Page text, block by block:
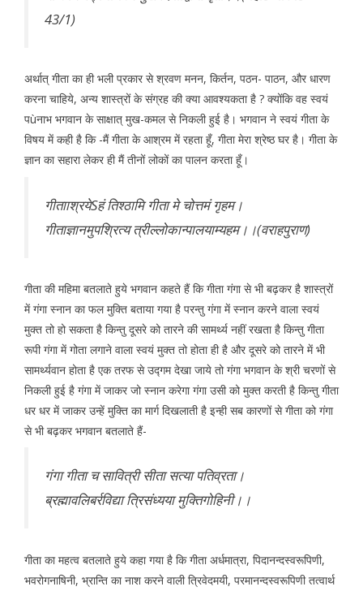
43/1)
अर्थात् गीता का ही भली प्रकार से श्रवण मनन, किर्तन, पठन- पाठन, और धारण
करना चाहिये, अन्य शास्त्रों के संग्रह की क्या आवश्यकता है ? क्योंकि वह स्वयं
पùनाभ भगवान के साक्षात् मुख-कमल से निकली हुई है। भगवान ने स्वयं गीता के
विषय में कही है कि -मैं गीता के आश्रम में रहता हूँ, गीता मेरा श्रेष्ठ घर है। गीता के
ज्ञान का सहारा लेकर ही मैं तीनों लोकों का पालन करता हूँ।
गीतााश्रयेSहं तिश्ठामि गीता मे चोत्तमं गृहम।
गीताज्ञानमुपश्रित्य त्रील्लोकान्पालयाम्यहम।।(वराहपुराण)
गीता की महिमा बतलाते हुये भगवान कहते हैं कि गीता गंगा से भी बढ़कर है शास्त्रों
में गंगा स्नान का फल मुक्ति बताया गया है परन्तु गंगा में स्नान करने वाला स्वयं
मुक्त तो हो सकता है किन्तु दूसरे को तारने की सामर्थ्य नहीं रखता है किन्तु गीता
रूपी गंगा में गोता लगाने वाला स्वयं मुक्त तो होता ही है और दूसरे को तारने में भी
सामर्थ्यवान होता है एक तरफ से उद्गम देखा जाये तो गंगा भगवान के श्री चरणों से
निकली हुई है गंगा में जाकर जो स्नान करेगा गंगा उसी को मुक्त करती है किन्तु गीता
धर धर में जाकर उन्हें मुक्ति का मार्ग दिखलाती है इन्ही सब कारणों से गीता को गंगा
से भी बढ़कर भगवान बतलाते हैं-
गंगा गीता च सावित्री सीता सत्या पतिव्रता।
ब्रह्मावलिबर्रविद्या त्रिसंध्यया मुक्तिगोहिनी।।
गीता का महत्व बतलाते हुये कहा गया है कि गीता अर्धमात्रा, पिदानन्दस्वरूपिणी,
भवरोगनाषिनी, भ्रान्ति का नाश करने वाली त्रिवेदमयी, परमानन्दस्वरूपिणी तत्वार्थ